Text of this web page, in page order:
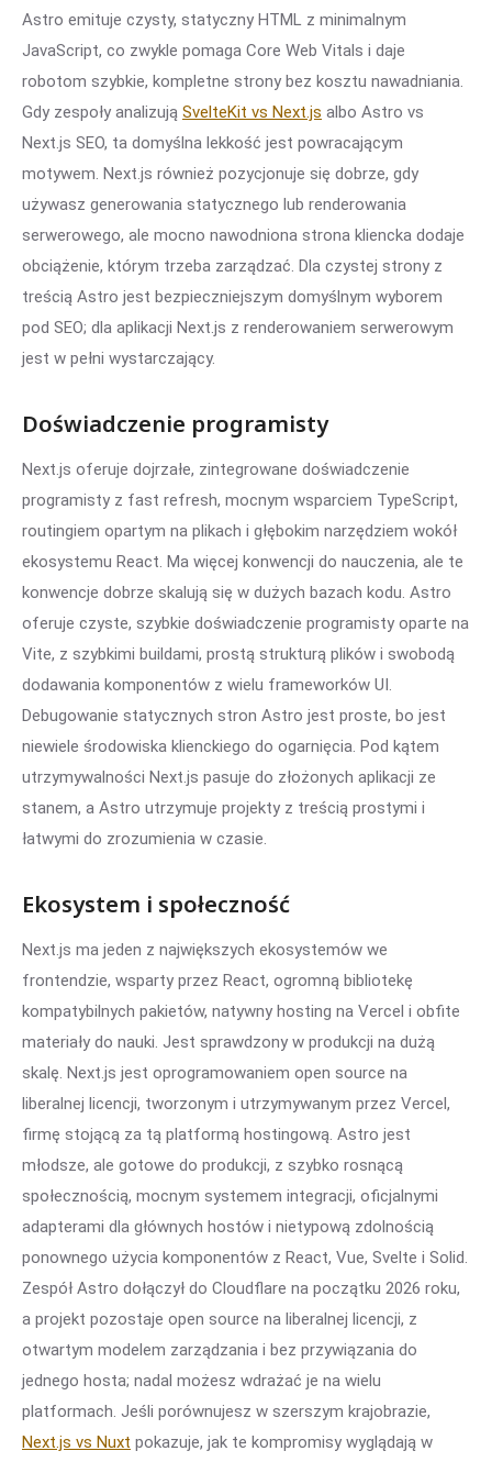
Astro emituje czysty, statyczny HTML z minimalnym
JavaScript, co zwykle pomaga Core Web Vitals i daje
robotom szybkie, kompletne strony bez kosztu nawadniania.
Gdy zespoły analizują SvelteKit vs Next.js albo Astro vs
Next.js SEO, ta domyślna lekkość jest powracającym
motywem. Next.js również pozycjonuje się dobrze, gdy
używasz generowania statycznego lub renderowania
serwerowego, ale mocno nawodniona strona kliencka dodaje
obciążenie, którym trzeba zarządzać. Dla czystej strony z
treścią Astro jest bezpieczniejszym domyślnym wyborem
pod SEO; dla aplikacji Next.js z renderowaniem serwerowym
jest w pełni wystarczający.
Doświadczenie programisty
Next.js oferuje dojrzałe, zintegrowane doświadczenie
programisty z fast refresh, mocnym wsparciem TypeScript,
routingiem opartym na plikach i głębokim narzędziem wokół
ekosystemu React. Ma więcej konwencji do nauczenia, ale te
konwencje dobrze skalują się w dużych bazach kodu. Astro
oferuje czyste, szybkie doświadczenie programisty oparte na
Vite, z szybkimi buildami, prostą strukturą plików i swobodą
dodawania komponentów z wielu frameworków UI.
Debugowanie statycznych stron Astro jest proste, bo jest
niewiele środowiska klienckiego do ogarnięcia. Pod kątem
utrzymywalności Next.js pasuje do złożonych aplikacji ze
stanem, a Astro utrzymuje projekty z treścią prostymi i
łatwymi do zrozumienia w czasie.
Ekosystem i społeczność
Next.js ma jeden z największych ekosystemów we
frontendzie, wsparty przez React, ogromną bibliotekę
kompatybilnych pakietów, natywny hosting na Vercel i obfite
materiały do nauki. Jest sprawdzony w produkcji na dużą
skalę. Next.js jest oprogramowaniem open source na
liberalnej licencji, tworzonym i utrzymywanym przez Vercel,
firmę stojącą za tą platformą hostingową. Astro jest
młodsze, ale gotowe do produkcji, z szybko rosnącą
społecznością, mocnym systemem integracji, oficjalnymi
adapterami dla głównych hostów i nietypową zdolnością
ponownego użycia komponentów z React, Vue, Svelte i Solid.
Zespół Astro dołączył do Cloudflare na początku 2026 roku,
a projekt pozostaje open source na liberalnej licencji, z
otwartym modelem zarządzania i bez przywiązania do
jednego hosta; nadal możesz wdrażać je na wielu
platformach. Jeśli porównujesz w szerszym krajobrazie,
Next.js vs Nuxt pokazuje, jak te kompromisy wyglądają w